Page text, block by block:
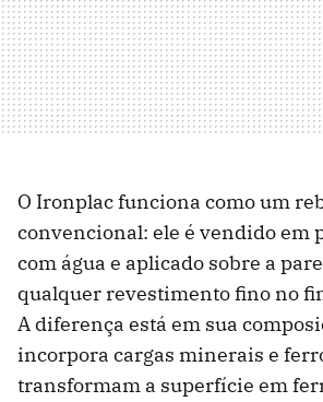
O Ironplac funciona como um
convencional: ele é vendido em
com água e aplicado sobre a
qualquer revestimento fino no
A diferença está em sua
incorpora cargas minerais e
transformam a superfície em